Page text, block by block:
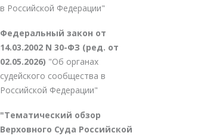
в Российской Федерации"
Федеральный закон от
14.03.2002 N 30-ФЗ (ред. от
02.05.2026) "Об органах
судейского сообщества в
Российской Федерации"
"Тематический обзор
Верховного Суда Российской